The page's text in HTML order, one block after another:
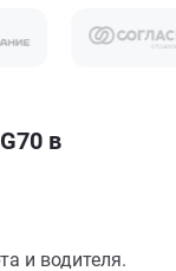
в
и водителя.